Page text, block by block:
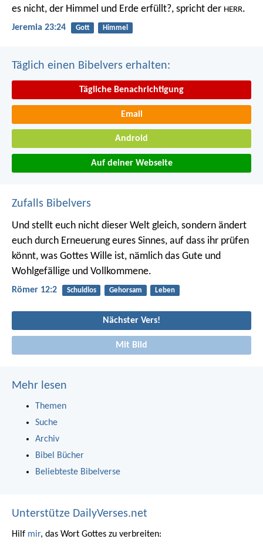
es nicht, der Himmel und Erde erfüllt?, spricht der HERR.
Jeremia 23:24 Gott Himmel
Täglich einen Bibelvers erhalten:
Tägliche Benachrichtigung
Email
Android
Auf deiner Webseite
Zufalls Bibelvers
Und stellt euch nicht dieser Welt gleich, sondern ändert
euch durch Erneuerung eures Sinnes, auf dass ihr prüfen
könnt, was Gottes Wille ist, nämlich das Gute und
Wohlgefällige und Vollkommene.
Römer 12:2 Schuldlos Gehorsam Leben
Nächster Vers!
Mit Bild
Mehr lesen
Themen
Suche
Archiv
Bibel Bücher
Beliebteste Bibelverse
Unterstütze DailyVerses.net
Hilf mir, das Wort Gottes zu verbreiten: